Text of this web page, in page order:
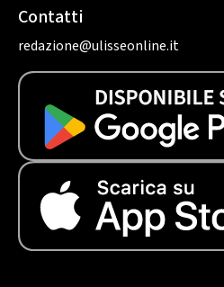
Contatti
redazione@ulisseonline.it